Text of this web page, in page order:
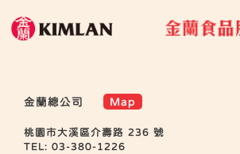
金蘭總公司 Map
桃園市大溪區介壽路 236 號
TEL: 03-380-1226